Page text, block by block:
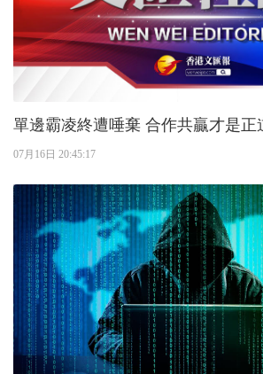
單邊霸凌終遭唾棄 合作共贏才是
07月16日 20:45:17